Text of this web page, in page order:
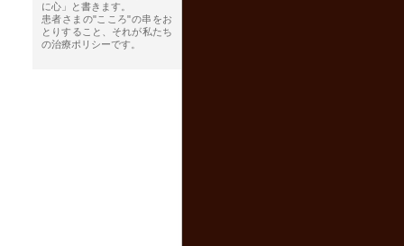
に心」と書きます。
患者さまの"こころ"の串をお
とりすること、それが私たち
の治療ポリシーです。